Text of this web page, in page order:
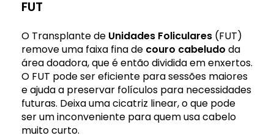
FUT
O Transplante de Unidades Foliculares (FUT)
remove uma faixa fina de couro cabeludo da
área doadora, que é então dividida em enxertos.
O FUT pode ser eficiente para sessões maiores
e ajuda a preservar folículos para necessidades
futuras. Deixa uma cicatriz linear, o que pode
ser um inconveniente para quem usa cabelo
muito curto.